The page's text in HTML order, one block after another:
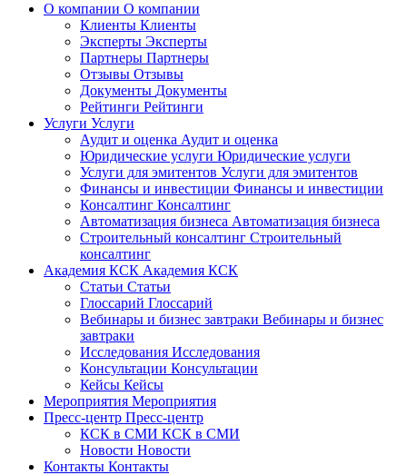
О компании О компании
Клиенты Клиенты
Эксперты Эксперты
Партнеры Партнеры
Отзывы Отзывы
Документы Документы
Рейтинги Рейтинги
Услуги Услуги
Аудит и оценка Аудит и оценка
Юридические услуги Юридические услуги
Услуги для эмитентов Услуги для эмитентов
Финансы и инвестиции Финансы и инвестиции
Консалтинг Консалтинг
Автоматизация бизнеса Автоматизация бизнеса
Строительный консалтинг Строительный
консалтинг
Академия КСК Академия КСК
Статьи Статьи
Глоссарий Глоссарий
Вебинары и бизнес завтраки Вебинары и бизнес
завтраки
Исследования Исследования
Консультации Консультации
Кейсы Кейсы
Мероприятия Мероприятия
Пресс-центр Пресс-центр
КСК в СМИ КСК в СМИ
Новости Новости
Контакты Контакты